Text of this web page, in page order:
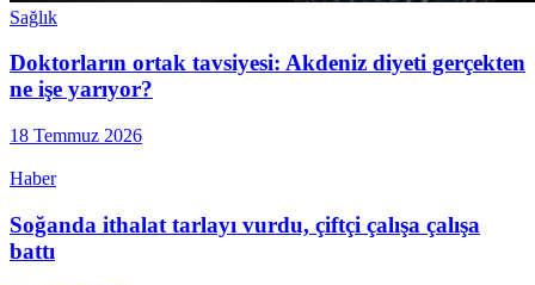
Sağlık
Doktorların ortak tavsiyesi: Akdeniz diyeti gerçekten
ne işe yarıyor?
18 Temmuz 2026
Haber
Soğanda ithalat tarlayı vurdu, çiftçi çalışa çalışa
battı